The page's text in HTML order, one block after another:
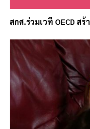
สกศ.ร่วมเวที OECD ส